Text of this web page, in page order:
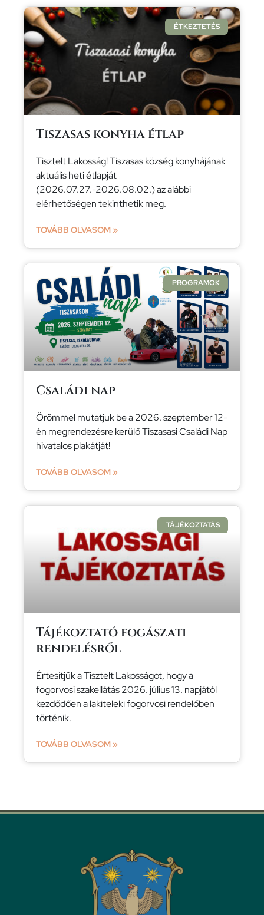
ÉTKEZTETÉS
Tiszasas konyha étlap
Tisztelt Lakosság! Tiszasas község konyhájának
aktuális heti étlapját
(2026.07.27.-2026.08.02.) az alábbi
elérhetőségen tekinthetik meg.
TOVÁBB OLVASOM »
PROGRAMOK
Családi nap
Örömmel mutatjuk be a 2026. szeptember 12-
én megrendezésre kerülő Tiszasasi Családi Nap
hivatalos plakátját!
TOVÁBB OLVASOM »
TÁJÉKOZTATÁS
Tájékoztató fogászati
rendelésről
Értesítjük a Tisztelt Lakosságot, hogy a
fogorvosi szakellátás 2026. július 13. napjától
kezdődően a lakiteleki fogorvosi rendelőben
történik.
TOVÁBB OLVASOM »